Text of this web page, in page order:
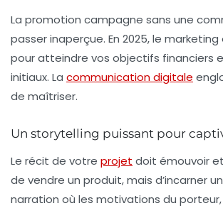
La promotion campagne sans une
passer inaperçue. En 2025, le
pour atteindre vos objectifs financiers
initiaux. La communication digitale
de maîtriser.
Un storytelling puissant pour
Le récit de votre projet doit émouvoir
de vendre un produit, mais d’incarner
narration où les motivations du